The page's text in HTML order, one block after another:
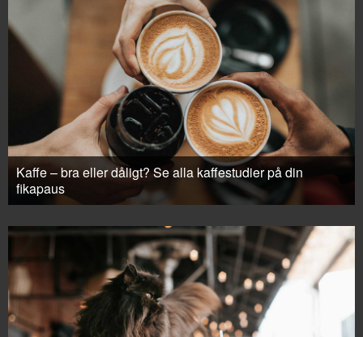
Kaffe – bra eller dåligt? Se alla kaffestudier på din
fikapaus